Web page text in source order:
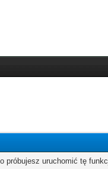
próbujesz uruchomić tę